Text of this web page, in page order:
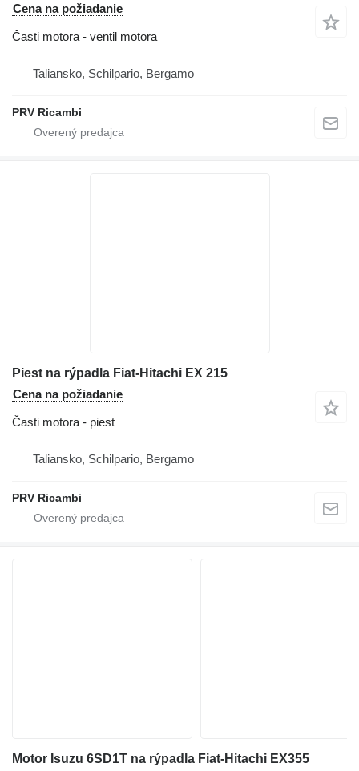
Cena na požiadanie
Časti motora - ventil motora
Taliansko, Schilpario, Bergamo
PRV Ricambi
Piest na rýpadla Fiat-Hitachi EX 215
Cena na požiadanie
Časti motora - piest
Taliansko, Schilpario, Bergamo
PRV Ricambi
Motor Isuzu 6SD1T na rýpadla Fiat-Hitachi EX355